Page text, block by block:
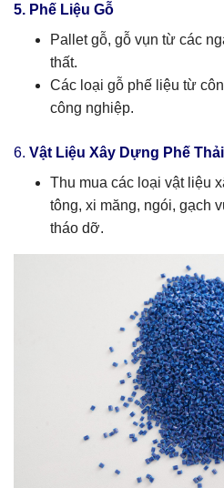
5. Phế Liệu Gỗ
Pallet gỗ, gỗ vụn từ các
thất.
Các loại gỗ phế liệu từ
công nghiệp.
6. Vật Liệu Xây Dựng Phế Thải
Thu mua các loại vật liệu
tông, xi măng, ngói, gạch
tháo dỡ.